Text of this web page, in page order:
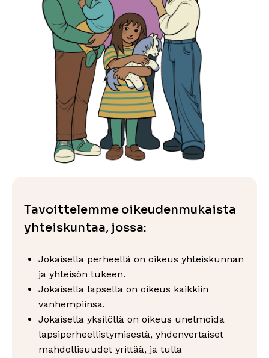
Tavoittelemme oikeudenmukaista
yhteiskuntaa, jossa:
Jokaisella perheellä on oikeus yhteiskunnan
ja yhteisön tukeen.
Jokaisella lapsella on oikeus kaikkiin
vanhempiinsa.
Jokaisella yksilöllä on oikeus unelmoida
lapsiperheellistymisestä, yhdenvertaiset
mahdollisuudet yrittää, ja tulla